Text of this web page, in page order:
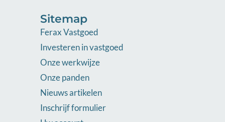
Sitemap
Ferax Vastgoed
Investeren in vastgoed
Onze werkwijze
Onze panden
Nieuws artikelen
Inschrijf formulier